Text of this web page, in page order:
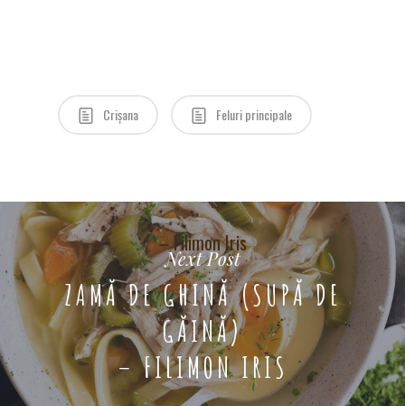
Crișana Feluri principale
Next Post
ZAMĂ DE GHINĂ (SUPĂ DE
GĂINĂ)
– FILIMON IRIS
– Filimon Iris